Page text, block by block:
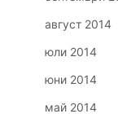
август 2014
юли 2014
юни 2014
май 2014